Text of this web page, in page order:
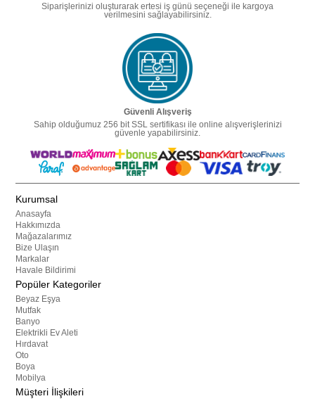
Siparişlerinizi oluşturarak ertesi iş günü seçeneği ile kargoya
verilmesini sağlayabilirsiniz.
Güvenli Alışveriş
Sahip olduğumuz 256 bit SSL sertifikası ile online alışverişlerinizi
güvenle yapabilirsiniz.
Kurumsal
Anasayfa
Hakkımızda
Mağazalarımız
Bize Ulaşın
Markalar
Havale Bildirimi
Popüler Kategoriler
Beyaz Eşya
Mutfak
Banyo
Elektrikli Ev Aleti
Hırdavat
Oto
Boya
Mobilya
Müşteri İlişkileri